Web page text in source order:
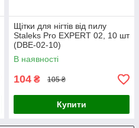
Щітки для нігтів від пилу
Staleks Pro EXPERT 02, 10 шт
(DBE-02-10)
В наявності
104 ₴ 105 ₴
Купити